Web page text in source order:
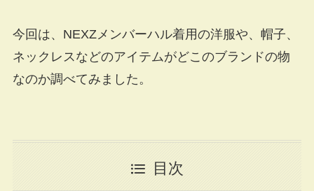
今回は、NEXZメンバーハル着用の洋服や、帽子、
ネックレスなどのアイテムがどこのブランドの物
なのか調べてみました。
目次